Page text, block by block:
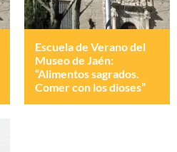
Escuela de Verano del
Museo de Jaén:
“Alimentos sagrados.
Comer con los dioses”